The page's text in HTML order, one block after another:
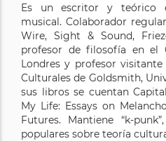
Es un escritor y teórico
musical. Colaborador
Wire, Sight & Sound,
profesor de filosofía en el
Londres y profesor
Culturales de Goldsmith,
sus libros se cuentan
My Life: Essays on
Futures. Mantiene “k-
populares sobre teoría